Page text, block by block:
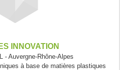
INNOVATION
- Auvergne-Rhône-Alpes
à base de matières plastiques